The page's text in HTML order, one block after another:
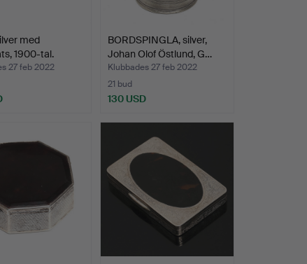
med
1900-tal.
27 feb 2022
BORDSPINGLA, silver,
Johan Olof Östlund, G…
Klubbades 27 feb 2022
21 bud
130 USD